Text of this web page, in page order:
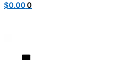
$0.00 0